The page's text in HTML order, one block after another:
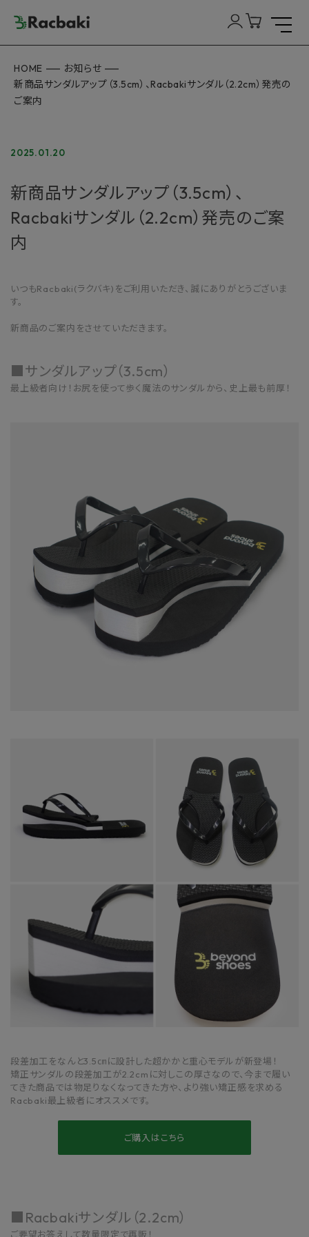
HOME
お知らせ
新商品サンダルアップ（3.5cm）、Racbakiサンダル（2.2cm）発売の
ご案内
2025.01.20
新商品サンダルアップ（3.5cm）、
Racbakiサンダル（2.2cm）発売のご案
内
いつもRacbaki(ラクバキ)をご利用いただき、誠にありがとうございま
す。
新商品のご案内をさせていただきます。
■サンダルアップ（3.5cm）
最上級者向け！お尻を使って歩く魔法のサンダルから、史上最も前厚！
段差加工をなんと3.5㎝に設計した超かかと重心モデルが新登場！
矯正サンダルの段差加工が2.2cmに対しこの厚さなので、今まで履い
てきた商品では物足りなくなってきた方や、より強い矯正感を求める
Racbaki最上級者にオススメです。
ご購入はこちら
■Racbakiサンダル（2.2cm）
ご要望お答えして数量限定で再販！